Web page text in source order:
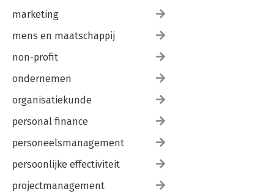
marketing
mens en maatschappij
non-profit
ondernemen
organisatiekunde
personal finance
personeelsmanagement
persoonlijke effectiviteit
projectmanagement